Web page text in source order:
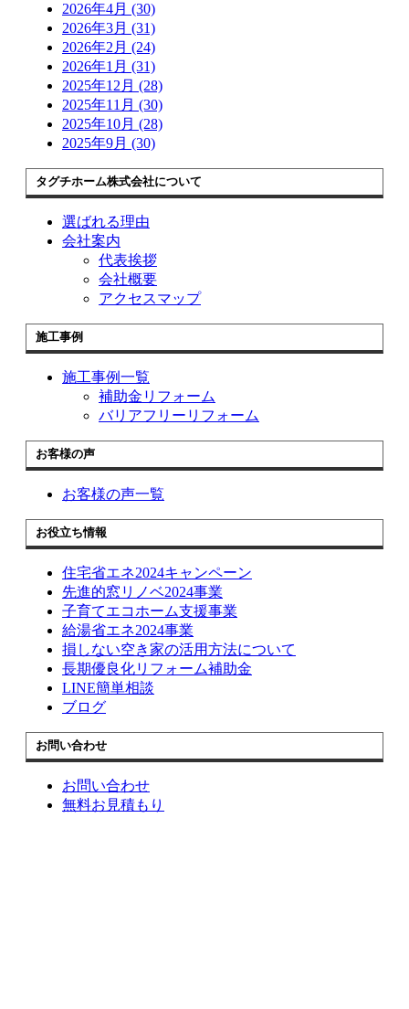
2026年4月 (30)
2026年3月 (31)
2026年2月 (24)
2026年1月 (31)
2025年12月 (28)
2025年11月 (30)
2025年10月 (28)
2025年9月 (30)
タグチホーム株式会社について
選ばれる理由
会社案内
代表挨拶
会社概要
アクセスマップ
施工事例
施工事例一覧
補助金リフォーム
バリアフリーリフォーム
お客様の声
お客様の声一覧
お役立ち情報
住宅省エネ2024キャンペーン
先進的窓リノベ2024事業
子育てエコホーム支援事業
給湯省エネ2024事業
損しない空き家の活用方法について
長期優良化リフォーム補助金
LINE簡単相談
ブログ
お問い合わせ
お問い合わせ
無料お見積もり